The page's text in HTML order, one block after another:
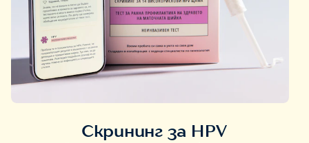
Скрининг за HPV